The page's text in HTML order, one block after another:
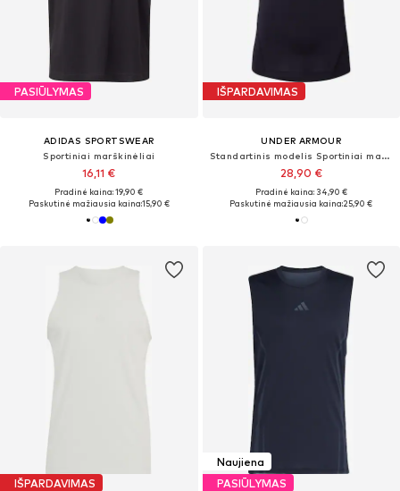
PASIŪLYMAS
ADIDAS SPORTSWEAR
Sportiniai marškinėliai
16,11 €
Pradinė kaina: 19,90 €
Paskutinė mažiausia kaina:15,90 €
IŠPARDAVIMAS
UNDER ARMOUR
Standartinis modelis Sportiniai marškinėliai
28,90 €
Pradinė kaina: 34,90 €
Paskutinė mažiausia kaina:25,90 €
IŠPARDAVIMAS
Naujiena
PASIŪLYMAS